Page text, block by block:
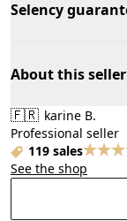
Selency
About this seller
🇫🇷 karine B.
Professional seller
119 sales
See the shop